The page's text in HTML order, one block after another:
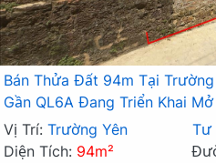
Bán Thửa Đất 94m Tại
Gần QL6A Đang Triển Khai Mở
Vị Trí: Trường Yên Tư
Diện Tích: 94m²